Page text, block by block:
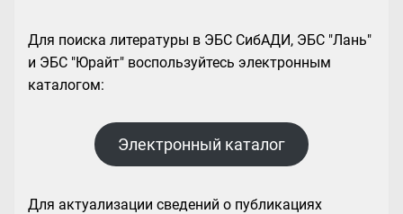
Для поиска литературы в ЭБС СибАДИ, ЭБС "Лань"
и ЭБС "Юрайт" воспользуйтесь электронным
каталогом:
Электронный каталог
Для актуализации сведений о публикациях